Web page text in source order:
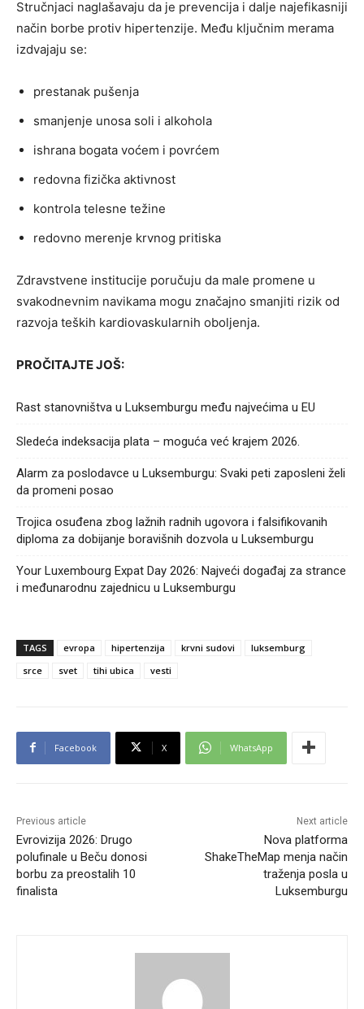
Stručnjaci naglašavaju da je prevencija i dalje najefikasniji
način borbe protiv hipertenzije. Među ključnim merama
izdvajaju se:
prestanak pušenja
smanjenje unosa soli i alkohola
ishrana bogata voćem i povrćem
redovna fizička aktivnost
kontrola telesne težine
redovno merenje krvnog pritiska
Zdravstvene institucije poručuju da male promene u
svakodnevnim navikama mogu značajno smanjiti rizik od
razvoja teških kardiovaskularnih oboljenja.
PROČITAJTE JOŠ:
Rast stanovništva u Luksemburgu među najvećima u EU
Sledeća indeksacija plata – moguća već krajem 2026.
Alarm za poslodavce u Luksemburgu: Svaki peti zaposleni želi
da promeni posao
Trojica osuđena zbog lažnih radnih ugovora i falsifikovanih
diploma za dobijanje boravišnih dozvola u Luksemburgu
Your Luxembourg Expat Day 2026: Najveći događaj za strance
i međunarodnu zajednicu u Luksemburgu
TAGS evropa hipertenzija krvni sudovi
luksemburg
srce
svet tihi ubica vesti
Facebook X WhatsApp
Previous article
Evrovizija 2026: Drugo
polufinale u Beču donosi
borbu za preostalih 10
finalista
Next article
Nova platforma
ShakeTheMap menja način
traženja posla u
Luksemburgu